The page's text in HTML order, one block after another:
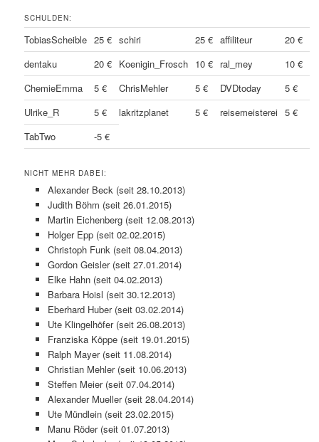
SCHULDEN:
TobiasScheible 25 € schiri 25 € affiliteur
20 €
dentaku
20 € Koenigin_Frosch 10 € ral_mey
10 €
ChemieEmma
5 € ChrisMehler 5 € DVDtoday
5 €
Ulrike_R
5 € lakritzplanet 5 € reisemeisterei 5 €
TabTwo
-5 €
NICHT MEHR DABEI:
Alexander Beck (seit 28.10.2013)
Judith Böhm (seit 26.01.2015)
Martin Eichenberg (seit 12.08.2013)
Holger Epp (seit 02.02.2015)
Christoph Funk (seit 08.04.2013)
Gordon Geisler (seit 27.01.2014)
Elke Hahn (seit 04.02.2013)
Barbara Hoisl (seit 30.12.2013)
Eberhard Huber (seit 03.02.2014)
Ute Klingelhöfer (seit 26.08.2013)
Franziska Köppe (seit 19.01.2015)
Ralph Mayer (seit 11.08.2014)
Christian Mehler (seit 10.06.2013)
Steffen Meier (seit 07.04.2014)
Alexander Mueller (seit 28.04.2014)
Ute Mündlein (seit 23.02.2015)
Manu Röder (seit 01.07.2013)